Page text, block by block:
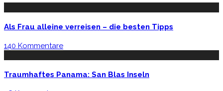
Als Frau alleine verreisen – die besten Tipps
140 Kommentare
Traumhaftes Panama: San Blas Inseln